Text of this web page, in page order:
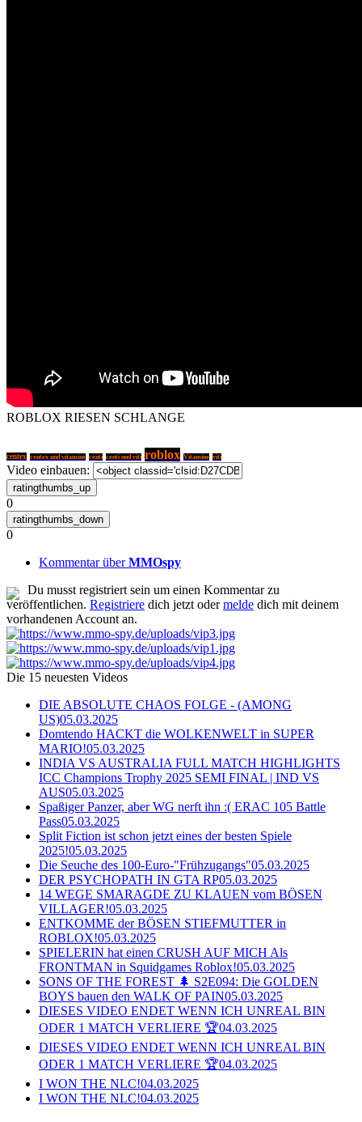
ROBLOX RIESEN SCHLANGE
centex centex und vitamine centi centi und viti roblox Vitamine viti
Video einbauen:
0
0
Kommentar überMMOspy
Du musst registriert sein um einen Kommentar zu
veröffentlichen. Registriere dich jetzt odermelde dich mit deinem
vorhandenen Account an.
Die 15 neuesten Videos
DIE ABSOLUTE CHAOS FOLGE - (AMONG
US)05.03.2025
Domtendo HACKT die WOLKENWELT in SUPER
MARIO!05.03.2025
INDIA VS AUSTRALIA FULL MATCH HIGHLIGHTS
ICC Champions Trophy 2025 SEMI FINAL | IND VS
AUS05.03.2025
Spaßiger Panzer, aber WG nerft ihn :( ERAC 105 Battle
Pass05.03.2025
Split Fiction ist schon jetzt eines der besten Spiele
2025!05.03.2025
Die Seuche des 100-Euro-"Frühzugangs"05.03.2025
DER PSYCHOPATH IN GTA RP05.03.2025
14 WEGE SMARAGDE ZU KLAUEN vom BÖSEN
VILLAGER!05.03.2025
ENTKOMME der BÖSEN STIEFMUTTER in
ROBLOX!05.03.2025
SPIELERIN hat einen CRUSH AUF MICH Als
FRONTMAN in Squidgames Roblox!05.03.2025
SONS OF THE FOREST 🌲 S2E094: Die GOLDEN
BOYS bauen den WALK OF PAIN05.03.2025
DIESES VIDEO ENDET WENN ICH UNREAL BIN
ODER 1 MATCH VERLIERE 🏆04.03.2025
DIESES VIDEO ENDET WENN ICH UNREAL BIN
ODER 1 MATCH VERLIERE 🏆04.03.2025
I WON THE NLC!04.03.2025
I WON THE NLC!04.03.2025